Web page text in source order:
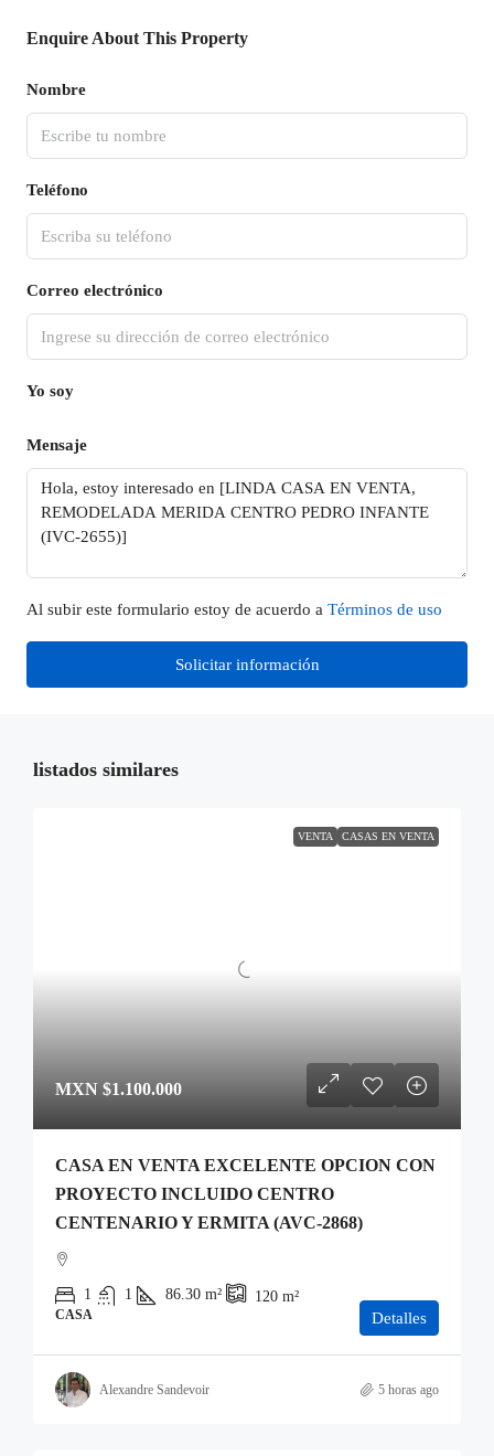
Enquire About This Property
Nombre
Teléfono
Correo electrónico
Yo soy
Mensaje
Al subir este formulario estoy de acuerdo a Términos de uso
Solicitar información
listados similares
VENTA CASAS EN VENTA
MXN $1.100.000
CASA EN VENTA EXCELENTE OPCION CON
PROYECTO INCLUIDO CENTRO
CENTENARIO Y ERMITA (AVC-2868)
1 1 86.30 m² 120 m²
CASA Detalles
Alexandre Sandevoir 5 horas ago